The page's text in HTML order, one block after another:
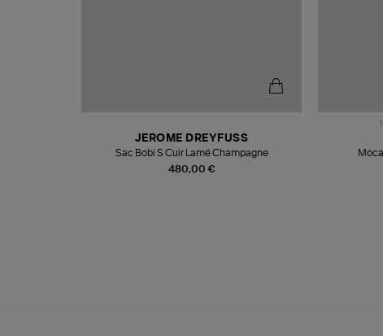
480,00 €
JEROME DREYFUSS
Sac Bobi S Cuir Lamé Champagne